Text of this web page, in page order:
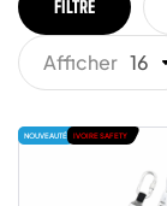
FILTRE
Afficher 16
NOUVEAUTÉ IVOIRE SAFETY